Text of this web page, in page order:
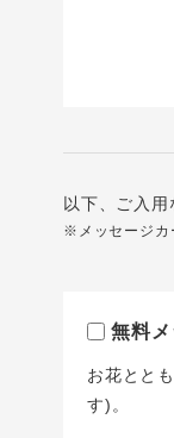
以下、ご入
※メッセージカ
無料
お花とと
す)。